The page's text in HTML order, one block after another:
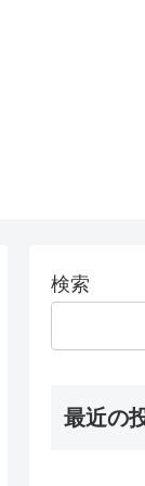
検索
最近の